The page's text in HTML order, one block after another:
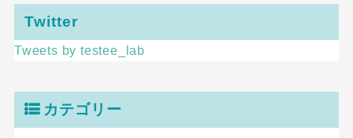
Twitter
Tweets by testee_lab
カテゴリー